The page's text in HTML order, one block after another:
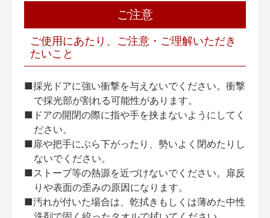
ご注意
ご使用にあたり、ご注意・ご理解いただき
たいこと
■採光ドアに強い衝撃を与えないでください。衝撃
で採光部が割れる可能性があります。
■ドアの開閉の際に指や手を挟まないようにしてく
ださい。
■扉や把手にぶら下がったり、勢いよく閉めたりし
ないでください。
■ストーブ等の熱源を近づけないでください。扉反
りや表面の歪みの原因になります。
■汚れが付いた場合は、乾拭きもしくは薄めた中性